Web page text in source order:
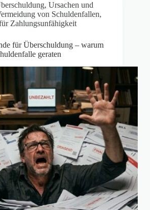
, Ursachen und
von Schuldenfallen,
Zahlungsunfähigkeit
für Überschuldung – warum
geraten